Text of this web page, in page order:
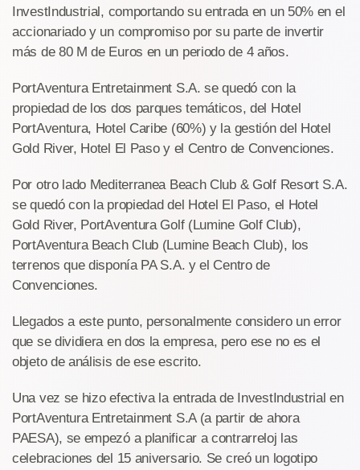
InvestIndustrial, comportando su entrada en un 50% en el
accionariado y un compromiso por su parte de invertir
más de 80 M de Euros en un periodo de 4 años.
PortAventura Entretainment S.A. se quedó con la
propiedad de los dos parques temáticos, del Hotel
PortAventura, Hotel Caribe (60%) y la gestión del Hotel
Gold River, Hotel El Paso y el Centro de Convenciones.
Por otro lado Mediterranea Beach Club & Golf Resort S.A.
se quedó con la propiedad del Hotel El Paso, el Hotel
Gold River, PortAventura Golf (Lumine Golf Club),
PortAventura Beach Club (Lumine Beach Club), los
terrenos que disponía PA S.A. y el Centro de
Convenciones.
Llegados a este punto, personalmente considero un error
que se dividiera en dos la empresa, pero ese no es el
objeto de análisis de ese escrito.
Una vez se hizo efectiva la entrada de InvestIndustrial en
PortAventura Entretainment S.A (a partir de ahora
PAESA), se empezó a planificar a contrarreloj las
celebraciones del 15 aniversario. Se creó un logotipo